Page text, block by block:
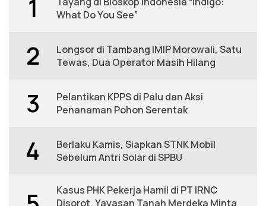
1
What Do You See”
2
Longsor di Tambang IMIP Morowali, Satu
Tewas, Dua Operator Masih Hilang
3
Pelantikan KPPS di Palu dan Aksi
Penanaman Pohon Serentak
4
Berlaku Kamis, Siapkan STNK Mobil
Sebelum Antri Solar di SPBU
Kasus PHK Pekerja Hamil di PT IRNC
Disorot, Yayasan Tanah Merdeka Minta